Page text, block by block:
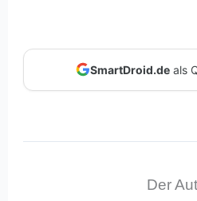
SmartDroid.deals
Der